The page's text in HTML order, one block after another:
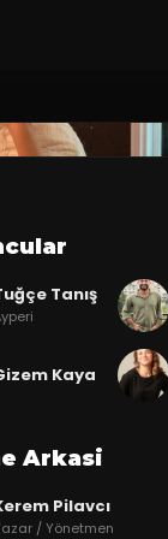
Tanış
Kaya
Arkasi
Pilavcı
/ Yönetmen